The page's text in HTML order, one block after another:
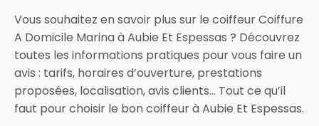
Vous souhaitez en savoir plus sur le coiffeur Coiffure
A Domicile Marina à Aubie Et Espessas ? Découvrez
toutes les informations pratiques pour vous faire un
avis : tarifs, horaires d’ouverture, prestations
proposées, localisation, avis clients… Tout ce qu’il
faut pour choisir le bon coiffeur à Aubie Et Espessas.